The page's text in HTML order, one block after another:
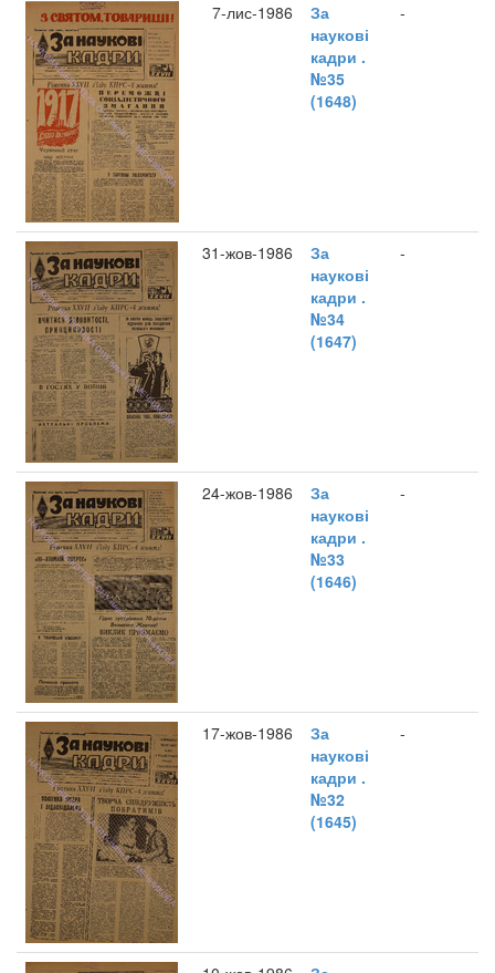
7-лис-1986
За
наукові
кадри .
№35
(1648)
-
31-жов-1986
За
наукові
кадри .
№34
(1647)
-
24-жов-1986
За
наукові
кадри .
№33
(1646)
-
17-жов-1986
За
наукові
кадри .
№32
(1645)
-